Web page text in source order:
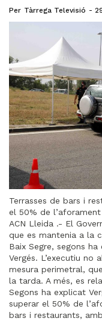
Per Tàrrega Televisió
Terrasses de bars i
el 50% de l’aforament
ACN Lleida .- El
que es mantenia a la
Baix Segre, segons
Vergés. L’executiu no
mesura perimetral,
la tarda. A més, es
Segons ha explicat
superar el 50% de
bars i restaurants,